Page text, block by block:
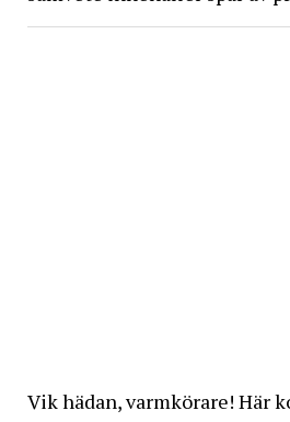
Vik hädan, varmkörare! Här